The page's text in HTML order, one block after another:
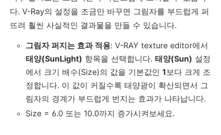
다. V-Ray의 설정을 조금만 바꾸면 그림자를 부드럽게 퍼
뜨려 훨씬 사실적인 결과물을 만들 수 있습니다.
그림자 퍼지는 효과 적용: V-RAY texture editor에서
태양(SunLight) 항목을 선택합니다. 태양(Sun) 설정
에서 크기 배수(Size)의 값을 기본값인 1보다 크게 조
정합니다. 이 값이 커질수록 태양광이 확산되면서 그
림자의 경계가 부드럽게 번지는 효과가 나타납니다.
Size = 6.0 또는 10.0까지 증가시켜보세요.